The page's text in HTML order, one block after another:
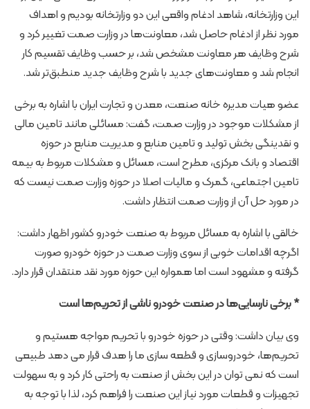
این وزارتخانه، شاهد ادغام واقعی این دو وزارتخانه بودیم و اهداف
مورد نظر از ادغام حاصل شد، معاونت‌ها در وزارت صمت تغییر کرد و
شرح وظایف هر معاونت مشخص شد، ‌بر حسب وظایف تقسیم کار
انجام شد و معاونت‌های جدید با شرح وظایف جدید منطبق‌تر شد.
‌عضو هیات مدیره خانه صنعت، معدن و تجارت ایران با اشاره به برخی
از مشکلات موجود در وزارت صمت، گفت: مسائلی مانند تامین مالی
و نقدینگی بخش تولید و تامین منابع و مدیریت منابع در حوزه
اقتصاد و بانک مرکزی، مطرح است، مسائل و مشکلات مربوط به بیمه
تامین اجتماعی، گمرک و مالیات اصلا در حوزه وزارت صمت نیست که
در مورد حل آن از وزارت صمت انتظار داشت.
خالقی با اشاره به مسائل مربوط به صنعت خودرو کشور اظهار داشت:
اگرچه اقدامات خوبی از سوی وزارت صمت در حوزه خودرو صورت
گرفته و مشهود است اما همواره این حوزه مورد نقد منتقدان قرار دارد.
* برخی نارسایی‌ها در صنعت خودرو ناشی از تحریم‌ها است
وی بیان داشت: وقتی در حوزه خودرو با تحریم مواجه هستیم و
تحریم‌ها، خودروسازی و قطعه سازی ما را هدف قرار می دهد طبیعی
است که نمی توان در این بخش از صنعت به راحتی کار کرد و به سهولت
تجهیزات و قطعات مورد نیاز این صنعت را فراهم کرد، لذا با توجه به